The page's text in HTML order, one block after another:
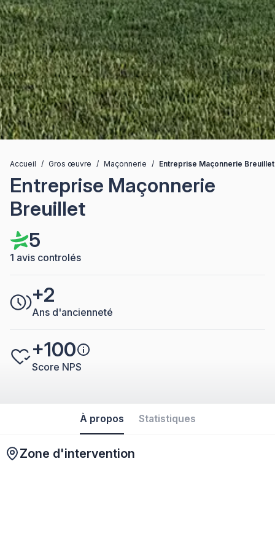
Accueil / Gros œuvre / Maçonnerie / Entreprise Maçonnerie Breuillet
Entreprise Maçonnerie
Breuillet
5
1 avis controlés
+2
Ans d'ancienneté
+100
Score NPS
À propos Statistiques
Zone d'intervention